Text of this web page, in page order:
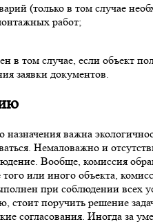
(только в том случае
работ;
в том случае, если объект
заявки документов.
важна
Немаловажно и
Вообще, комиссия
или иного объекта,
при соблюдении
поручить решение
согласования. Иногда